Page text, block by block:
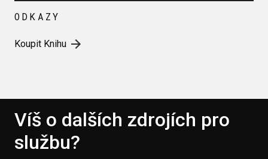
ODKAZY
Koupit Knihu
Víš o dalších zdrojích pro
službu?